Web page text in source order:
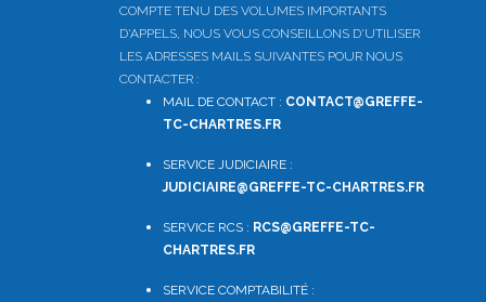
COMPTE TENU DES VOLUMES IMPORTANTS
D'APPELS, NOUS VOUS CONSEILLONS D'UTILISER
LES ADRESSES MAILS SUIVANTES POUR NOUS
CONTACTER :
MAIL DE CONTACT : CONTACT@GREFFE-
TC-CHARTRES.FR
SERVICE JUDICIAIRE :
JUDICIAIRE@GREFFE-TC-CHARTRES.FR
SERVICE RCS : RCS@GREFFE-TC-
CHARTRES.FR
SERVICE COMPTABILITÉ :